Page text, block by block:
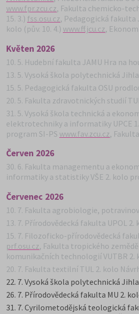
www.fpr.zcu.cz, Fakulta chemicko-
15. 3.) fss.osu.cz, Pedagogická fakulta
kolo (pův. 10. 4.) www.ff.jcu.cz,
Květen 2026
10. 5. Hudební fakulta JAMU Hra na
13. 5. Vysoká škola polytechnická
15. 5. Pedagogická fakulta OSU
20. 5. Fakulta zdravotnických studií
31. 5. Vysoká škola technická a
elektrotechniky a informatiky UPCE
program SI-PS www.fav.zcu.cz,
Červen 2026
30. 6. Fakulta managementu a
informatiky a statistiky VŠE 2. kolo
Červenec 2026
10. 7. Fakulta agrobiologie,
13. 7. Přírodovědecká fakulta UPOL
15. 7. Filozoficko-přírodovědecká
prf.osu.cz, Fakulta tropického
komunikačních technologií VUTBR
20. 7. Fakulta textilní TUL 2. kolo
22. 7. Vysoká škola polytechnická
26. 7. Přírodovědecká fakulta MU 2.
31. 7. Cyrilometodějská teologická